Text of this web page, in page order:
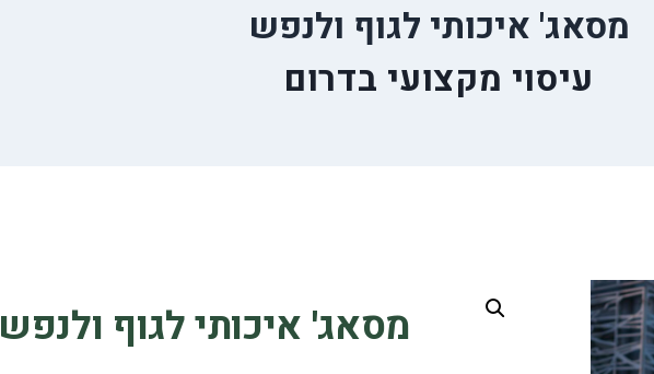
מסאג' איכותי לגוף ולנפש
עיסוי מקצועי בדרום
מסאג' איכותי לגוף ולנפש